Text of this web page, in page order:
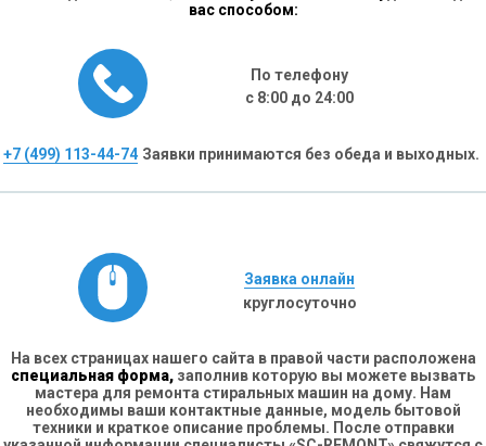
вас способом:
По телефону
с 8:00 до 24:00
+7 (499) 113-44-74 Заявки принимаются без обеда и выходных.
Заявка онлайн
круглосуточно
На всех страницах нашего сайта в правой части расположена
специальная форма, заполнив которую вы можете вызвать
мастера для ремонта стиральных машин на дому. Нам
необходимы ваши контактные данные, модель бытовой
техники и краткое описание проблемы. После отправки